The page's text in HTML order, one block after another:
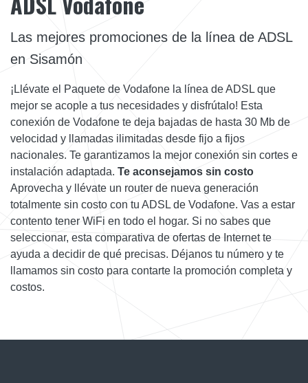
Las mejores promociones de la línea de ADSL
en Sisamón
¡Llévate el Paquete de Vodafone la línea de ADSL que
mejor se acople a tus necesidades y disfrútalo! Esta
conexión de Vodafone te deja bajadas de hasta 30 Mb de
velocidad y llamadas ilimitadas desde fijo a fijos
nacionales. Te garantizamos la mejor conexión sin cortes e
instalación adaptada. Te aconsejamos sin costo
Aprovecha y llévate un router de nueva generación
totalmente sin costo con tu ADSL de Vodafone. Vas a estar
contento tener WiFi en todo el hogar. Si no sabes que
seleccionar, esta comparativa de ofertas de Internet te
ayuda a decidir de qué precisas. Déjanos tu número y te
llamamos sin costo para contarte la promoción completa y
costos.